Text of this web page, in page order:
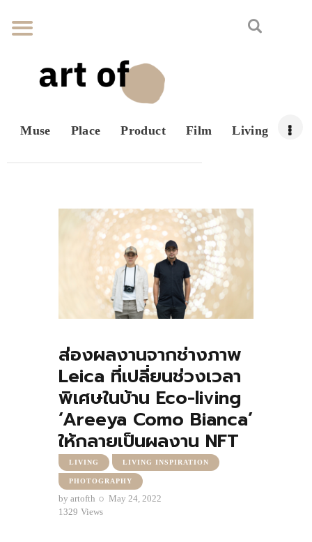
Muse Place Product Film Living
ส่องผลงานจากช่างภาพ
Leica ที่เปลี่ยนช่วงเวลา
พิเศษในบ้าน Eco-living
‘Areeya Como Bianca’
ให้กลายเป็นผลงาน NFT
LIVING LIVING INSPIRATION
PHOTOGRAPHY
by artofth
May 24, 2022
1329 Views